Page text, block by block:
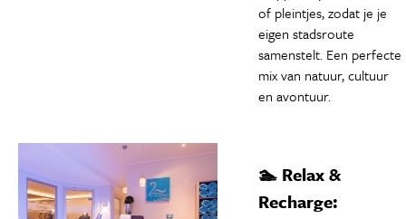
of pleintjes, zodat je je
eigen stadsroute
samenstelt. Een perfecte
mix van natuur, cultuur
en avontuur.
🏊 Relax &
Recharge: